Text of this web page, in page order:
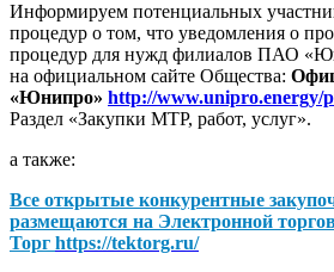
Информируем потенциальных
процедур о том, что уведомления о
процедур для нужд филиалов ПАО
на официальном сайте Общества:
«Юнипро» http://www.unipro.energy/
Раздел «Закупки МТР, работ, услуг».
а также:
Все открытые конкурентные
размещаются на Электронной
Торг https://tektorg.ru/